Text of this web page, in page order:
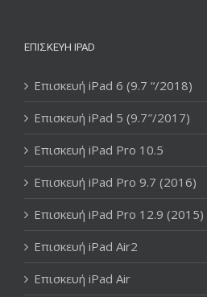
ΕΠΙΣΚΕΥΉ IPAD
Επισκευή iPad 6 (9.7 “/2018)
Επισκευή iPad 5 (9.7″/2017)
Επισκευή iPad Pro 10.5
Επισκευή iPad Pro 9.7 (2016)
Επισκευή iPad Pro 12.9 (2015)
Επισκευή iPad Air2
Επισκευή iPad Air